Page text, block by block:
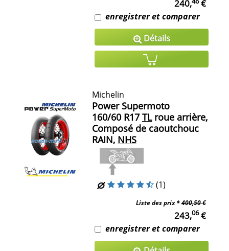
240, €
enregistrer et comparer
Détails
Michelin
Power Supermoto
160/60 R17 TLroue arrière,
Composé de caoutchouc
RAIN, NHS
(1)
Liste des prix *400,50 €
243,06€
enregistrer et comparer